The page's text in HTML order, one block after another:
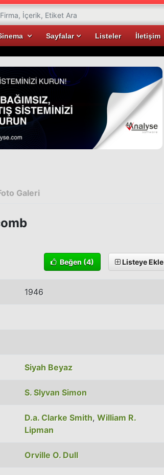
Sayfalar Listeler İletişim
Galeri
Beğen (4) Listeye Ekle
1946
Siyah Beyaz
S. Slyvan Simon
D.a. Clarke Smith, William R.
Lipman
Orville O. Dull